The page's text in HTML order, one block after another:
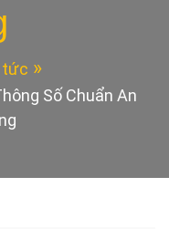
tức
Số Chuẩn An